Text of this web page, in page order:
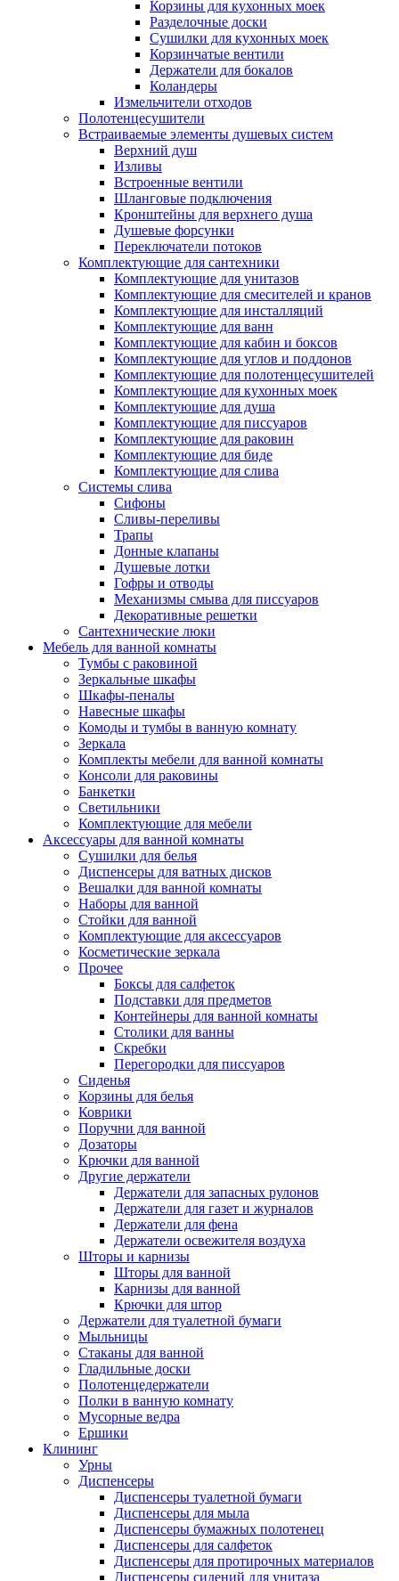
Корзины для кухонных моек
Разделочные доски
Сушилки для кухонных моек
Корзинчатые вентили
Держатели для бокалов
Коландеры
Измельчители отходов
Полотенцесушители
Встраиваемые элементы душевых систем
Верхний душ
Изливы
Встроенные вентили
Шланговые подключения
Кронштейны для верхнего душа
Душевые форсунки
Переключатели потоков
Комплектующие для сантехники
Комплектующие для унитазов
Комплектующие для смесителей и кранов
Комплектующие для инсталляций
Комплектующие для ванн
Комплектующие для кабин и боксов
Комплектующие для углов и поддонов
Комплектующие для полотенцесушителей
Комплектующие для кухонных моек
Комплектующие для душа
Комплектующие для писсуаров
Комплектующие для раковин
Комплектующие для биде
Комплектующие для слива
Системы слива
Сифоны
Сливы-переливы
Трапы
Донные клапаны
Душевые лотки
Гофры и отводы
Механизмы смыва для писсуаров
Декоративные решетки
Сантехнические люки
Мебель для ванной комнаты
Тумбы с раковиной
Зеркальные шкафы
Шкафы-пеналы
Навесные шкафы
Комоды и тумбы в ванную комнату
Зеркала
Комплекты мебели для ванной комнаты
Консоли для раковины
Банкетки
Светильники
Комплектующие для мебели
Аксессуары для ванной комнаты
Сушилки для белья
Диспенсеры для ватных дисков
Вешалки для ванной комнаты
Наборы для ванной
Стойки для ванной
Комплектующие для аксессуаров
Косметические зеркала
Прочее
Боксы для салфеток
Подставки для предметов
Контейнеры для ванной комнаты
Столики для ванны
Скребки
Перегородки для писсуаров
Сиденья
Корзины для белья
Коврики
Поручни для ванной
Дозаторы
Крючки для ванной
Другие держатели
Держатели для запасных рулонов
Держатели для газет и журналов
Держатели для фена
Держатели освежителя воздуха
Шторы и карнизы
Шторы для ванной
Карнизы для ванной
Крючки для штор
Держатели для туалетной бумаги
Мыльницы
Стаканы для ванной
Гладильные доски
Полотенцедержатели
Полки в ванную комнату
Мусорные ведра
Ершики
Клининг
Урны
Диспенсеры
Диспенсеры туалетной бумаги
Диспенсеры для мыла
Диспенсеры бумажных полотенец
Диспенсеры для салфеток
Диспенсеры для протирочных материалов
Диспенсеры сидений для унитаза